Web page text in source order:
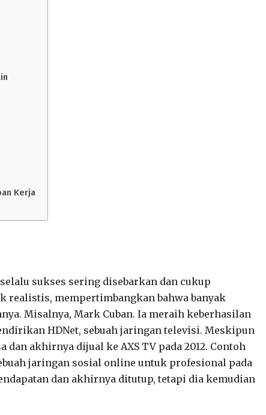
Kerja
sukses sering disebarkan dan cukup
realistis, mempertimbangkan bahwa banyak
Misalnya, Mark Cuban. Ia meraih keberhasilan
HDNet, sebuah jaringan televisi. Meskipun
akhirnya dijual ke AXS TV pada 2012. Contoh
jaringan sosial online untuk profesional pada
dan akhirnya ditutup, tetapi dia kemudian